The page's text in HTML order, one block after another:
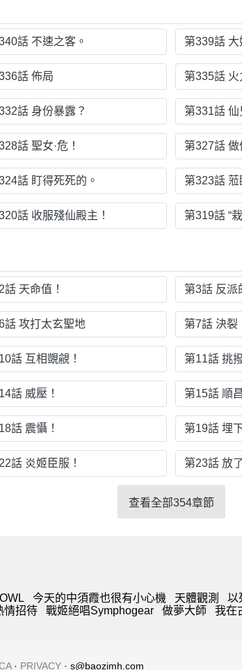
話 不速之客。 第339話 大
話 佈局
話 身份暴露？ 第331話
話 聖女·危！ 第327話 做
話 盯得死死的。 第323話 蒞
話 收服殘仙殿主！ 第319話 “
話 天命值！ 第3話 反派
話 攻打太玄聖地 第7話 決裂
話 互相覬覦！ 第11話 挑
話 威壓！ 第15話 順
話 震懾！ 第19話 埋
話 炎姬臣服！ 第23話 放
查看全部354章節
今天的中須霞也很有小心機 天體觀測 以
情招待 戰姬絕唱Symphogear 做夢大師 我在
· PRIVACY · s@baozimh.com